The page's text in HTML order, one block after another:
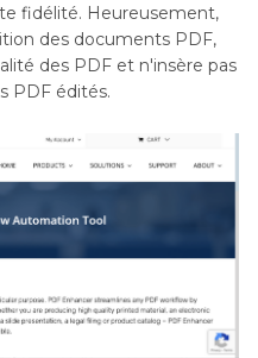
fidélité. Heureusement,
des documents PDF,
des PDF et n'insère pas
PDF édités.